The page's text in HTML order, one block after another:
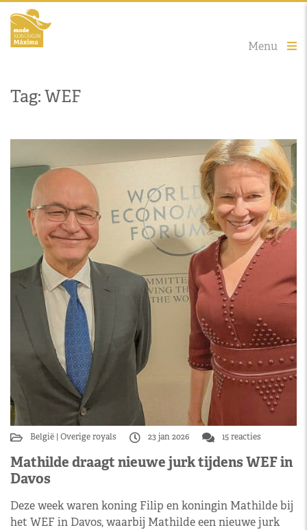
Menu
Tag: WEF
België Overige royals 23 jan 2026 15 reacties
Mathilde draagt nieuwe jurk tijdens WEF in
Davos
Deze week waren koning Filip en koningin Mathilde bij
het WEF in Davos, waarbij Mathilde een nieuwe jurk